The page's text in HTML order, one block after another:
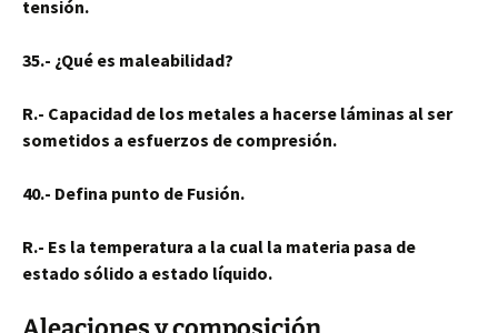
tensión.
35.- ¿Qué es maleabilidad?
R.- Capacidad de los metales a hacerse láminas al ser
sometidos a esfuerzos de compresión.
40.- Defina punto de Fusión.
R.- Es la temperatura a la cual la materia pasa de
estado sólido a estado líquido.